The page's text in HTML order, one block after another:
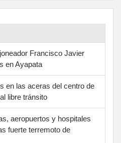
Francisco Javier
en Ayapata
en las aceras del centro de
libre tránsito
aeropuertos y hospitales
fuerte terremoto de